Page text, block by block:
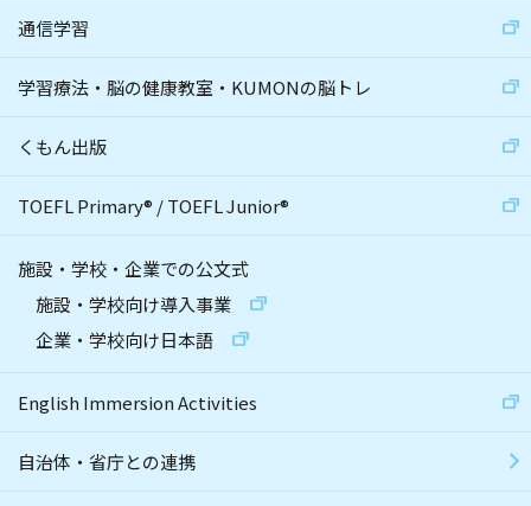
通信学習
学習療法・脳の健康教室・KUMONの脳トレ
くもん出版
TOEFL Primary® /TOEFL Junior®
施設・学校・企業での公文式
施設・学校向け導入事業
企業・学校向け日本語
English Immersion Activities
自治体・省庁との連携